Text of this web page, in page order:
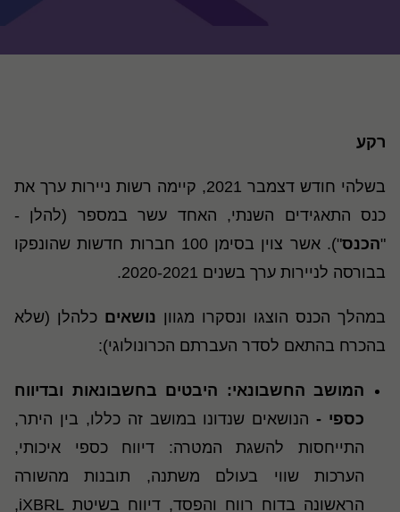
רקע
בשלהי חודש דצמבר 2021, קיימה רשות ניירות ערך את
כנס התאגידים השנתי, האחד עשר במספר (להלן -
"הכנס
"). אשר צוין בסימן 100 חברות חדשות שהונפקו
בבורסה לניירות ערך בשנים 2020-2021.
במהלך הכנס הוצגו ונסקרו מגוון נושאים כלהלן (שלא
בהכרח בהתאם לסדר העברתם הכרונולוגי):
המושב החשבונאי: היבטים בחשבונאות ובדיווח
כספי -הנושאים שנדונו במושב זה כללו, בין היתר,
התייחסות להשגת המטרה: דיווח כספי איכותי,
הערכות שווי בעולם משתנה, תובנות מהשורה
הראשונה בדוח רווח והפסד, דיווח בשיטת iXBRL,